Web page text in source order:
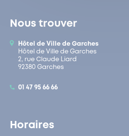
Nous trouver
Hôtel de Ville de Garches
Hôtel de Ville de Garches
2, rue Claude Liard
92380 Garches
01 47 95 66 66
Horaires